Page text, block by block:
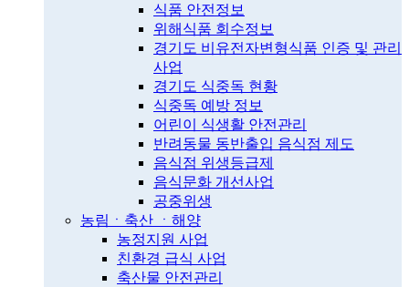
식품 안전정보
위해식품 회수정보
경기도 비유전자변형식품 인증 및 관리
사업
경기도 식중독 현황
식중독 예방 정보
어린이 식생활 안전관리
반려동물 동반출입 음식점 제도
음식점 위생등급제
음식문화 개선사업
공중위생
농림ㆍ축산 ㆍ해양
농정지원 사업
친환경 급식 사업
축산물 안전관리